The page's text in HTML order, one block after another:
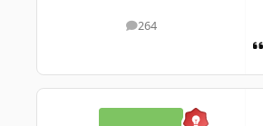
264
messages